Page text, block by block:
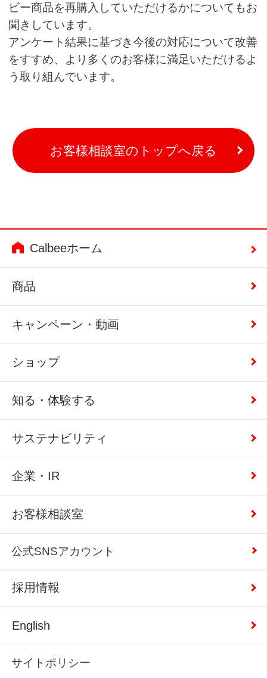
ビー商品を再購入していただけるかについてもお
聞きしています。
アンケート結果に基づき今後の対応について改善
をすすめ、より多くのお客様に満足いただけるよ
う取り組んでいます。
お客様相談室のトップへ戻る
Calbeeホーム
商品
キャンペーン・動画
ショップ
知る・体験する
サステナビリティ
企業・IR
お客様相談室
公式SNSアカウント
採用情報
English
サイトポリシー